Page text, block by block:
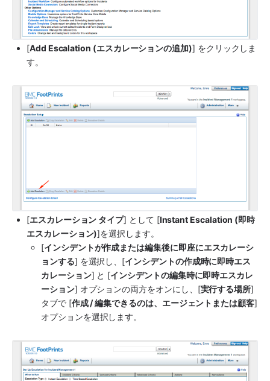
[Add Escalation (エスカレーションの追加)] をクリックしま
す。
[エスカレーション タイプ] として [Instant Escalation (即時
エスカレーション)]を選択します。
[インシデントが作成または編集後に即座にエスカレーシ
ョンする] を選択し、[インシデントの作成時に即時エス
カレーション] と [インシデントの編集時に即時エスカレ
ーション] オプションの両方をオンにし、[実行する場所]
タブで [作成 / 編集できるのは、エージェントまたは顧客]
オプションを選択します。